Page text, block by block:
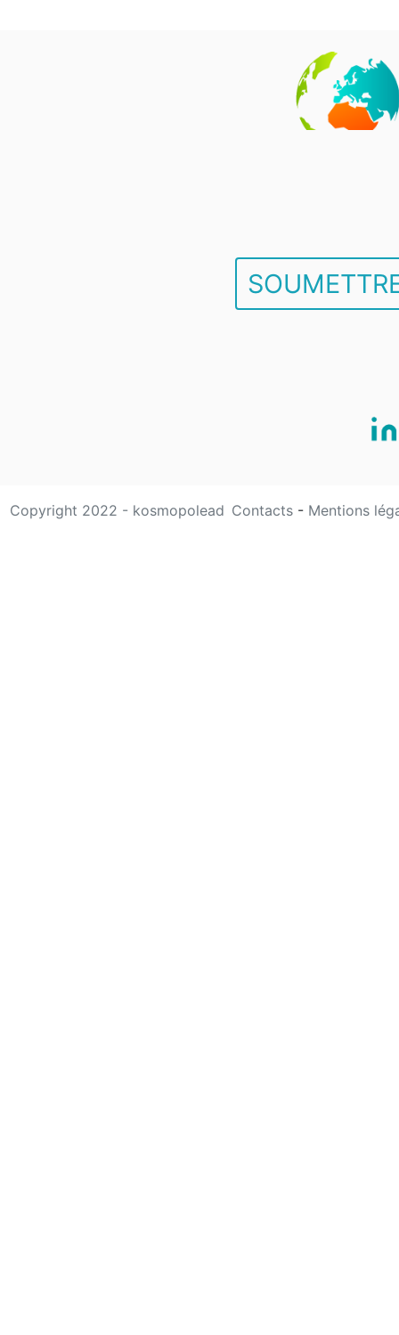
Copyright 2022 - kosmopolead Contacts - Mentions